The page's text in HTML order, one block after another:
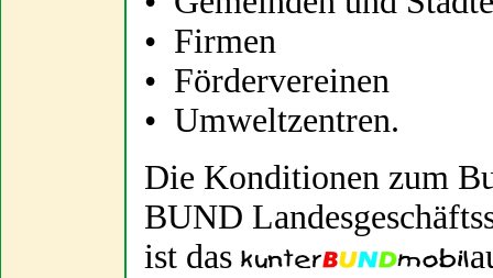
• Firmen
• Fördervereinen
• Umweltzentren.
Die Konditionen zum
BUND
ist das